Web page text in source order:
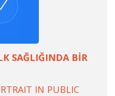
SAĞLIĞINDA BİR
IN PUBLIC